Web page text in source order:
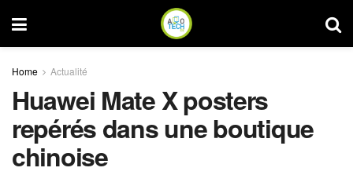
Home Actualité
Huawei Mate X posters
repérés dans une boutique
chinoise